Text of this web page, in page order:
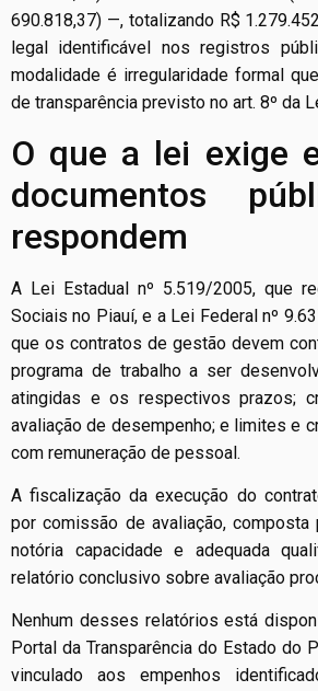
690.818,37) —, totalizando R$
legal identificável nos registros
modalidade é irregularidade formal
de transparência previsto no art. 8º da
O que a lei exige
documentos
respondem
A Lei Estadual nº 5.519/2005, que
Sociais no Piauí, e a Lei Federal nº
que os contratos de gestão devem
programa de trabalho a ser
atingidas e os respectivos prazos;
avaliação de desempenho; e limites e
com remuneração de pessoal.
A fiscalização da execução do
por comissão de avaliação,
notória capacidade e adequada
relatório conclusivo sobre avaliação
Nenhum desses relatórios está
Portal da Transparência do Estado do
vinculado aos empenhos